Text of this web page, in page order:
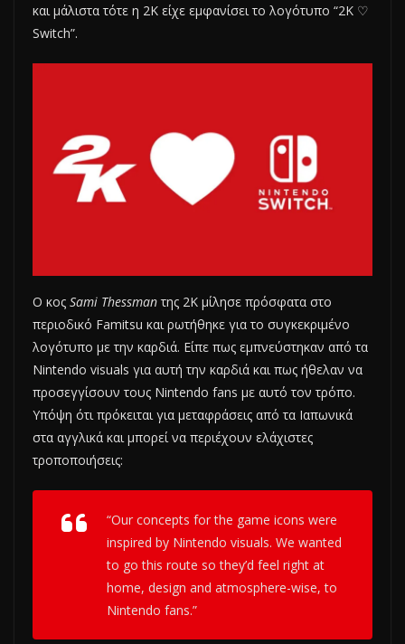
και μάλιστα τότε η 2K είχε εμφανίσει το λογότυπο “2K ♡
Switch”.
O κος Sami Thessman της 2K μίλησε πρόσφατα στο
περιοδικό Famitsu και ρωτήθηκε για το συγκεκριμένο
λογότυπο με την καρδιά. Είπε πως εμπνεύστηκαν από τα
Nintendo visuals για αυτή την καρδιά και πως ήθελαν να
προσεγγίσουν τους Nintendo fans με αυτό τον τρόπο.
Υπόψη ότι πρόκειται για μεταφράσεις από τα Ιαπωνικά
στα αγγλικά και μπορεί να περιέχουν ελάχιστες
τροποποιήσεις:
“Our concepts for the game icons were
inspired by Nintendo visuals. We wanted
to go this route so they’d feel right at
home, design and atmosphere-wise, to
Nintendo fans.”